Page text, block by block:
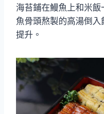
海苔鋪在鰻魚上和米
魚骨頭熬製的高湯倒
提升。